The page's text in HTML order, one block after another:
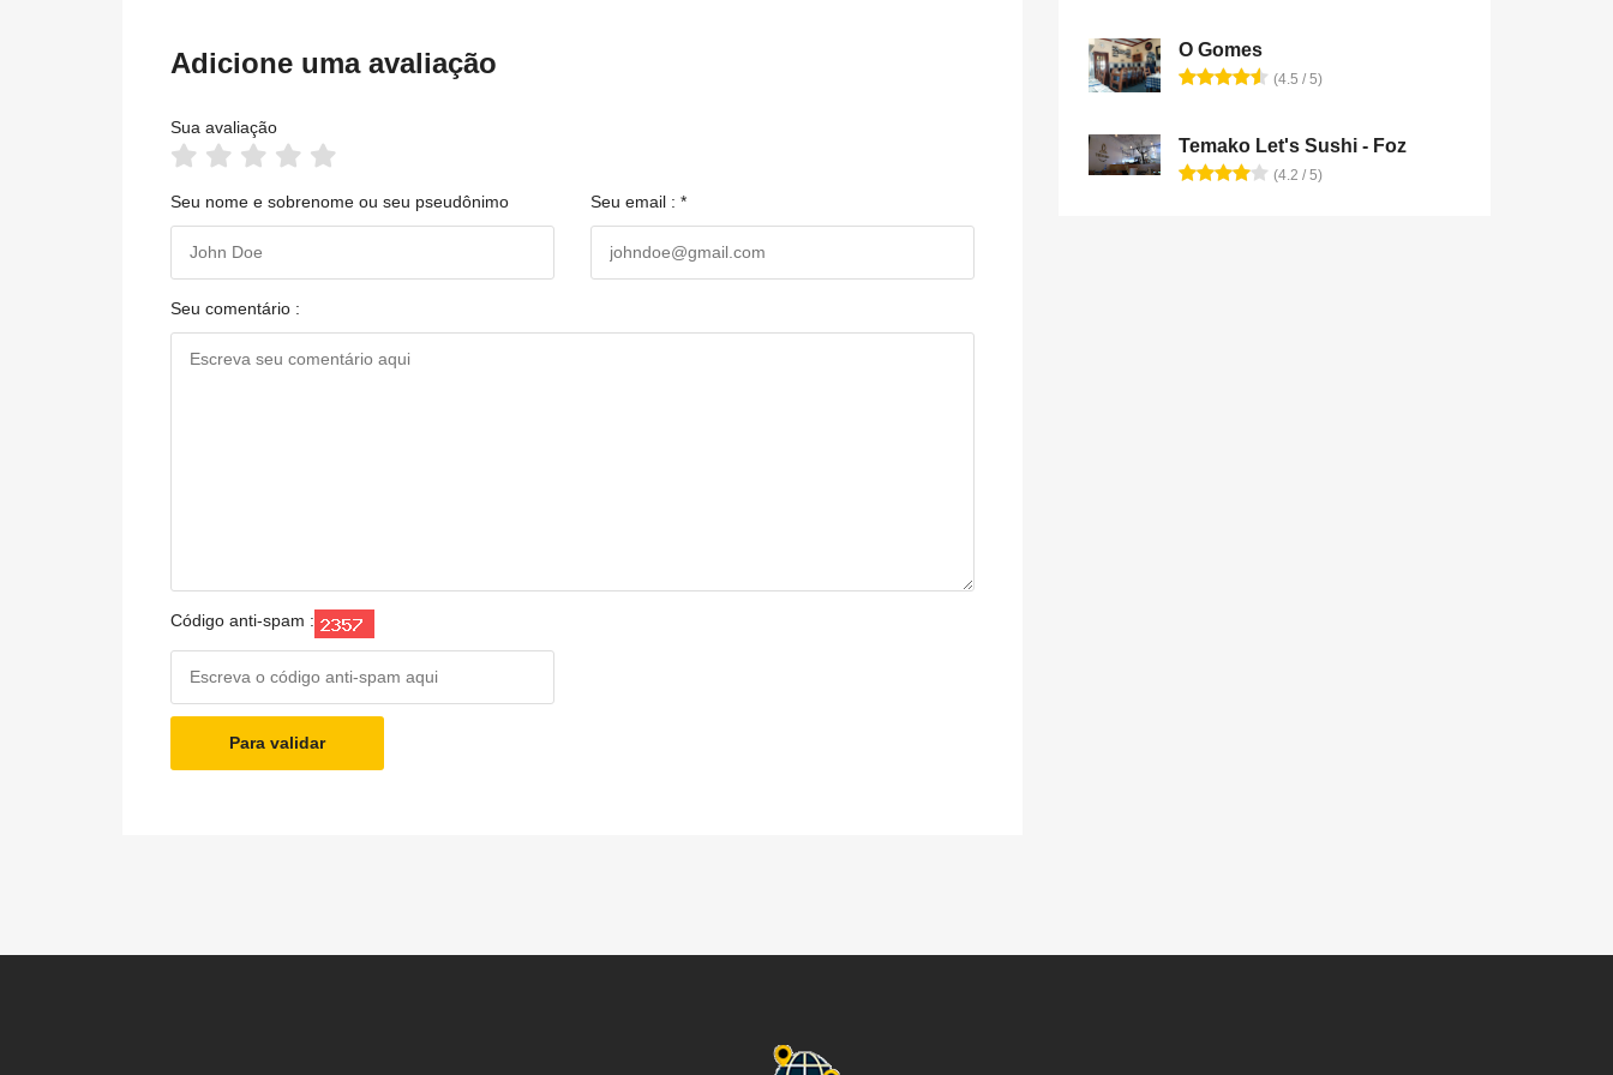
Adicione uma avaliação
Sua avaliação
Seu nome e sobrenome ou seu pseudônimo Seu email : *
Seu comentário :
Código anti-spam :
Para validar
O Gomes
(4.5 / 5)
Temako Let's Sushi - Foz
(4.2 / 5)